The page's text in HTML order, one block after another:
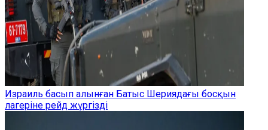
Израиль басып алынған Батыс Шериядағы босқын
лагеріне рейд жүргізді